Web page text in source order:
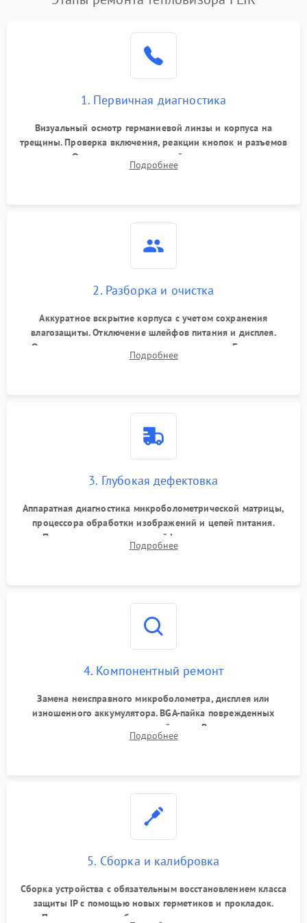
1. Первичная диагностика
Визуальный осмотр германиевой линзы и корпуса на
трещины. Проверка включения, реакции кнопок и разъемов
зарядки. Оценка вывода тепловой сигнатуры на экран,
проверка базовых функций и считывание системных
Подробнее
2. Разборка и очистка
Аккуратное вскрытие корпуса с учетом сохранения
влагозащиты. Отключение шлейфов питания и дисплея.
Очистка внутренних плат от окислов и пыли. Бережная
обработка германиевого объектива специализированными
Подробнее
3. Глубокая дефектовка
Аппаратная диагностика микроболометрической матрицы,
процессора обработки изображений и цепей питания.
Проверка целостности шлейфов, модуля памяти и
интерфейсов связи. Выявление сгоревших SMD-компонентов
Подробнее
4. Компонентный ремонт
Замена неисправного микроболометра, дисплея или
изношенного аккумулятора. BGA-пайка поврежденных
контроллеров на материнской плате. Восстановление
разъемов и кнопок, замена поврежденных элементов
Подробнее
5. Сборка и калибровка
Сборка устройства с обязательным восстановлением класса
защиты IP с помощью новых герметиков и прокладок.
Программная калибровка матрицы по эталонному